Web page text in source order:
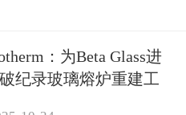
：为Beta Glass进
纪录玻璃熔炉重建工